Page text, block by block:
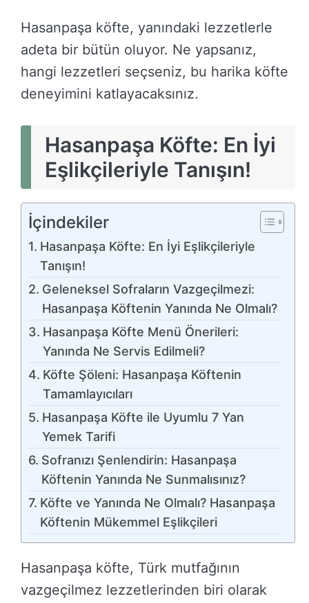
Hasanpaşa köfte, yanındaki lezzetlerle
adeta bir bütün oluyor. Ne yapsanız,
hangi lezzetleri seçseniz, bu harika köfte
deneyimini katlayacaksınız.
Hasanpaşa Köfte: En İyi
Eşlikçileriyle Tanışın!
İçindekiler
Hasanpaşa Köfte: En İyi Eşlikçileriyle
Tanışın!
Geleneksel Sofraların Vazgeçilmezi:
Hasanpaşa Köftenin Yanında Ne Olmalı?
Hasanpaşa Köfte Menü Önerileri:
Yanında Ne Servis Edilmeli?
Köfte Şöleni: Hasanpaşa Köftenin
Tamamlayıcıları
Hasanpaşa Köfte ile Uyumlu 7 Yan
Yemek Tarifi
Sofranızı Şenlendirin: Hasanpaşa
Köftenin Yanında Ne Sunmalısınız?
Köfte ve Yanında Ne Olmalı? Hasanpaşa
Köftenin Mükemmel Eşlikçileri
Hasanpaşa köfte, Türk mutfağının
vazgeçilmez lezzetlerinden biri olarak